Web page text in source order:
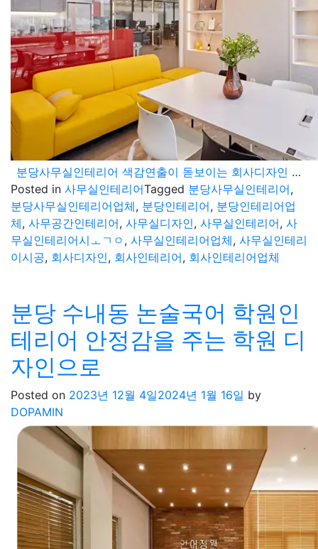
분당사무실인테리어 색감연출이 돋보이는 회사디자인 소개
Posted in 사무실인테리어Tagged 분당사무실인테리어,
분당사무실인테리어업체, 분당인테리어, 분당인테리어업
체, 사무공간인테리어, 사무실디자인, 사무실인테리어, 사
무실인테리어시ㅗㄱㅇ , 사무실인테리어업체, 사무실인테리
이시공, 회사디자인, 회사인테리어, 회사인테리어업체
분당 수내동 논술국어 학원인
테리어 안정감을 주는 학원 디
자인으로
Posted on 2023년 12월 4일2024년 1월 16일 by
DOPAMIN